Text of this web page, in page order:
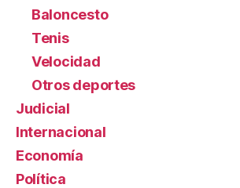
Baloncesto
Tenis
Velocidad
Otros deportes
Judicial
Internacional
Economía
Política